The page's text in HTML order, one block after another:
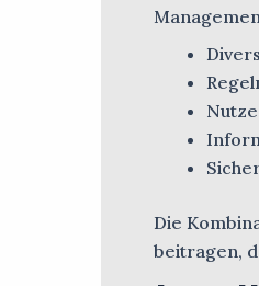
Die
beitragen,